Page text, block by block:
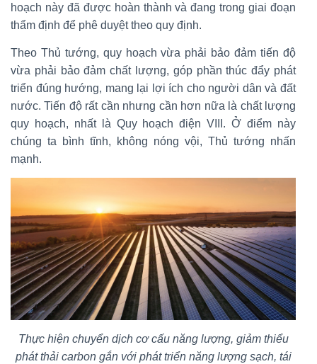
hoạch này đã được hoàn thành và đang trong giai đoạn
thẩm định để phê duyệt theo quy định.
Theo Thủ tướng, quy hoạch vừa phải bảo đảm tiến độ
vừa phải bảo đảm chất lượng, góp phần thúc đẩy phát
triển đúng hướng, mang lại lợi ích cho người dân và đất
nước. Tiến độ rất cần nhưng cần hơn nữa là chất lượng
quy hoạch, nhất là Quy hoạch điện VIII. Ở điểm này
chúng ta bình tĩnh, không nóng vội, Thủ tướng nhấn
mạnh.
Thực hiện chuyển dịch cơ cấu năng lượng, giảm thiểu
phát thải carbon gắn với phát triển năng lượng sạch, tái